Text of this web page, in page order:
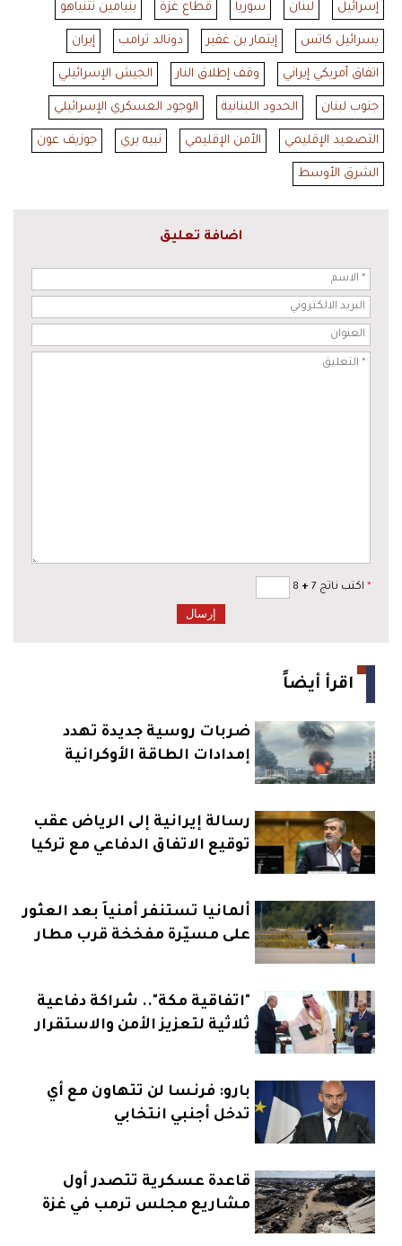
إسرائيل لبنان سوريا قطاع غزة بنيامين نتنياهو
يسرائيل كاتس إيتمار بن غفير دونالد ترامب إيران
اتفاق أمريكي إيراني وقف إطلاق النار الجيش الإسرائيلي
جنوب لبنان الحدود اللبنانية الوجود العسكري الإسرائيلي
التصعيد الإقليمي الأمن الإقليمي نبيه بري جوزيف عون
الشرق الأوسط
اضافة تعليق
* اكتب ناتج 7 +
اقرأ أيضاً
ضربات روسية جديدة تهدد
إمدادات الطاقة الأوكرانية
رسالة إيرانية إلى الرياض عقب
توقيع الاتفاق الدفاعي مع تركيا
ألمانيا تستنفر أمنياً بعد العثور
على مسيّرة مفخخة قرب مطار
"اتفاقية مكة".. شراكة دفاعية
ثلاثية لتعزيز الأمن والاستقرار
بارو: فرنسا لن تتهاون مع أي
تدخل أجنبي انتخابي
قاعدة عسكرية تتصدر أول
مشاريع مجلس ترمب في غزة